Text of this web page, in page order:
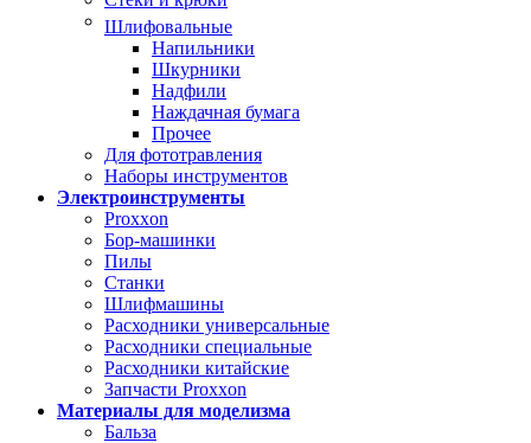
Шлифовальные
Напильники
Шкурники
Надфили
Наждачная бумага
Прочее
Для фототравления
Наборы инструментов
Электроинструменты
Proxxon
Бор-машинки
Пилы
Станки
Шлифмашины
Расходники универсальные
Расходники специальные
Расходники китайские
Запчасти Proxxon
Материалы для моделизма
Бальза